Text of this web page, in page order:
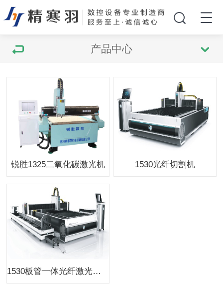
产品中心
锐胜1325二氧化碳激光机 1530光纤切割机
1530板管一体光纤激光切割机